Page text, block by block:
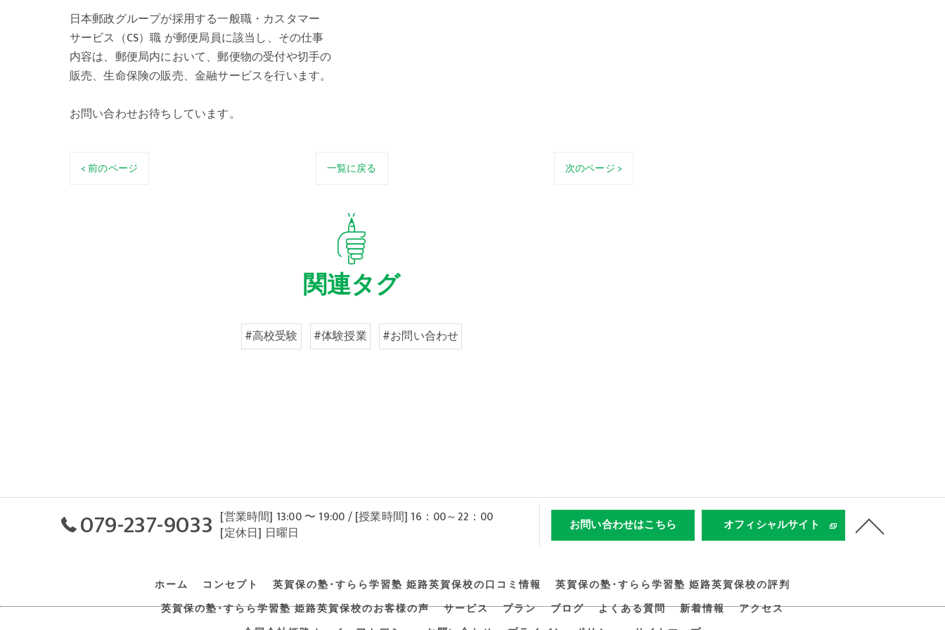
日本郵政グループが採用する一般職・カスタマー
サービス（CS）職 が郵便局員に該当し、その仕事
内容は、郵便局内において、郵便物の受付や切手の
販売、生命保険の販売、金融サービスを行います。
お問い合わせお待ちしています。
< 前のページ 一覧に戻る 次のページ >
関連タグ
#高校受験 #体験授業 #お問い合わせ
079-237-9033 [営業時間] 13:00 〜 19:00 / [授業時間] 16：00～22：00
[定休日] 日曜日
お問い合わせはこちら オフィシャルサイト
ホーム コンセプト 英賀保の塾･すらら学習塾 姫路英賀保校の口コミ情報
英賀保の塾･すらら学習塾 姫路英賀保校の評判
英賀保の塾･すらら学習塾 姫路英賀保校のお客様の声
サービス プラン ブログ よくある質問 新着情報
アクセス